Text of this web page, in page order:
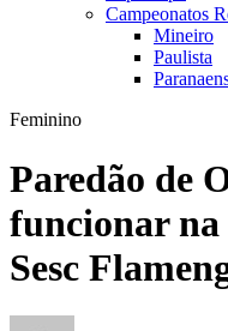
Campeonatos
Mineiro
Paulista
Feminino
Paredão de
funcionar
Sesc